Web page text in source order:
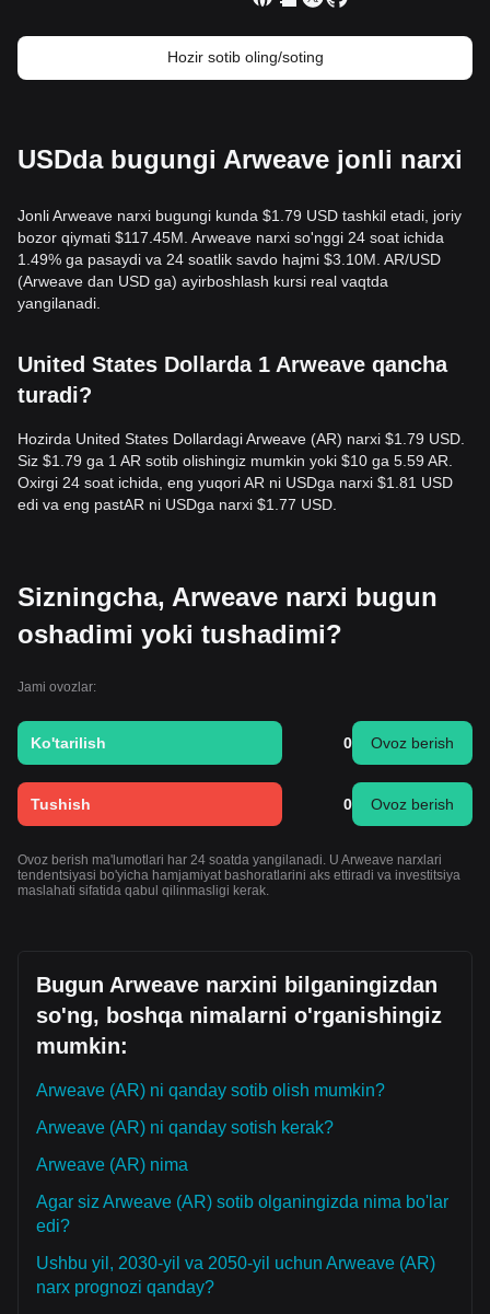
Hozir sotib oling/soting
USDda bugungi Arweave jonli narxi
Jonli Arweave narxi bugungi kunda $1.79 USD tashkil etadi, joriy
bozor qiymati $117.45M. Arweave narxi so'nggi 24 soat ichida
1.49% ga pasaydi va 24 soatlik savdo hajmi $3.10M. AR/USD
(Arweave dan USD ga) ayirboshlash kursi real vaqtda
yangilanadi.
United States Dollarda 1 Arweave qancha
turadi?
Hozirda United States Dollardagi Arweave (AR) narxi $1.79 USD.
Siz $1.79 ga 1 AR sotib olishingiz mumkin yoki $10 ga 5.59 AR.
Oxirgi 24 soat ichida, eng yuqori AR ni USDga narxi $1.81 USD
edi va eng pastAR ni USDga narxi $1.77 USD.
Sizningcha, Arweave narxi bugun
oshadimi yoki tushadimi?
Jami ovozlar:
Ko'tarilish 0 Ovoz berish
Tushish 0 Ovoz berish
Ovoz berish ma'lumotlari har 24 soatda yangilanadi. U Arweave narxlari
tendentsiyasi bo'yicha hamjamiyat bashoratlarini aks ettiradi va investitsiya
maslahati sifatida qabul qilinmasligi kerak.
Bugun Arweave narxini bilganingizdan
so'ng, boshqa nimalarni o'rganishingiz
mumkin:
Arweave (AR) ni qanday sotib olish mumkin?
Arweave (AR) ni qanday sotish kerak?
Arweave (AR) nima
Agar siz Arweave (AR) sotib olganingizda nima bo'lar
edi?
Ushbu yil, 2030-yil va 2050-yil uchun Arweave (AR)
narx prognozi qanday?